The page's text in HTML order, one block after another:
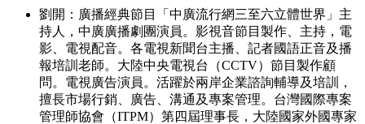
劉開：廣播經典節目「中廣流行網三至六立體世界」主
持人，中廣廣播劇團演員。影視音節目製作、主持，電
影、電視配音。各電視新聞台主播、記者國語正音及播
報培訓老師。大陸中央電視台（CCTV）節目製作顧
問。電視廣告演員。活躍於兩岸企業諮詢輔導及培訓，
擅長市場行銷、廣告、溝通及專案管理。台灣國際專案
管理師協會（ITPM）第四屆理事長，大陸國家外國專家